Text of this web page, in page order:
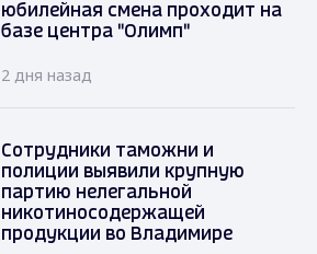
юбилейная смена проходит на
базе центра "Олимп"
2 дня назад
Сотрудники таможни и
полиции выявили крупную
партию нелегальной
никотиносодержащей
продукции во Владимире